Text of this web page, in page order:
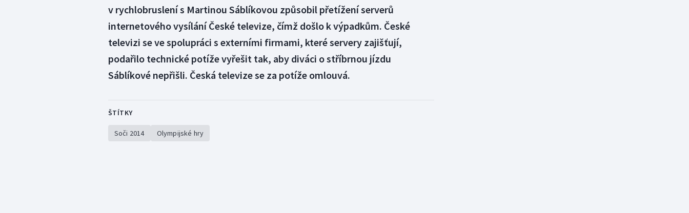
v rychlobruslení s Martinou Sáblíkovou způsobil přetížení serverů
internetového vysílání České televize, čímž došlo k výpadkům. České
televizi se ve spolupráci s externími firmami, které servery zajišťují,
podařilo technické potíže vyřešit tak, aby diváci o stříbrnou jízdu
Sáblíkové nepřišli. Česká televize se za potíže omlouvá.
ŠTÍTKY
Soči 2014 Olympijské hry